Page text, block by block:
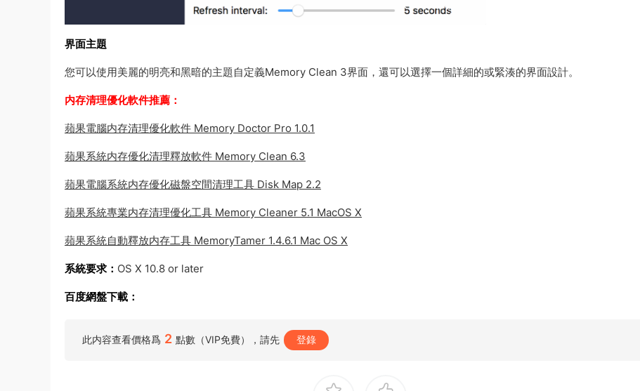
界面主題
您可以使用美麗的明亮和黑暗的主題自定義Memory Clean 3界面，還可以選擇一個詳細的或緊湊的界面設計。
内存清理優化軟件推薦：
蘋果電腦内存清理優化軟件 Memory Doctor Pro 1.0.1
蘋果系統内存優化清理釋放軟件 Memory Clean 6.3
蘋果電腦系統内存優化磁盤空間清理工具 Disk Map 2.2
蘋果系統專業内存清理優化工具 Memory Cleaner 5.1 MacOS X
蘋果系統自動釋放内存工具 MemoryTamer 1.4.6.1 Mac OS X
系統要求： OS X 10.8 or later
百度網盤下載：
此内容查看價格爲 2 點數（VIP免費），請先 登錄